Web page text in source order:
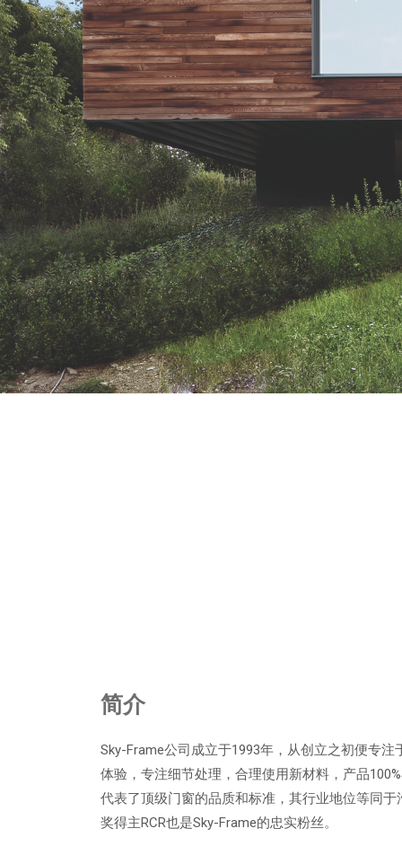
简介
Sky-Frame公司成立于1993年，从创立之初便专
体验，专注细节处理，合理使用新材料，产品
代表了顶级门窗的品质和标准，其行业地位等同
奖得主RCR也是Sky-Frame的忠实粉丝。